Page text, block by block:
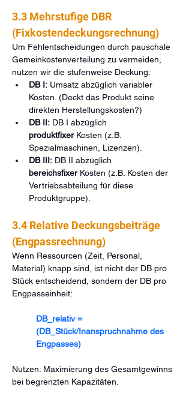
3.3 Mehrstufige DBR
(Fixkostendeckungsrechnung)
Um Fehlentscheidungen durch pauschale
Gemeinkostenverteilung zu vermeiden,
nutzen wir die stufenweise Deckung:
DB I: Umsatz abzüglich variabler
Kosten. (Deckt das Produkt seine
direkten Herstellungskosten?)
DB II: DB I abzüglich
produktfixer Kosten (z.B.
Spezialmaschinen, Lizenzen).
DB III: DB II abzüglich
bereichsfixer Kosten (z.B. Kosten der
Vertriebsabteilung für diese
Produktgruppe).
3.4 Relative Deckungsbeiträge
(Engpassrechnung)
Wenn Ressourcen (Zeit, Personal,
Material) knapp sind, ist nicht der DB pro
Stück entscheidend, sondern der DB pro
Engpasseinheit:
DB_relativ =
(DB_Stück/Inanspruchnahme des
Engpasses)
Nutzen: Maximierung des Gesamtgewinns
bei begrenzten Kapazitäten.